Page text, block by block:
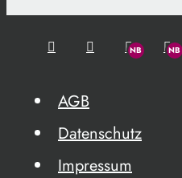
AGB
Datenschutz
Impressum